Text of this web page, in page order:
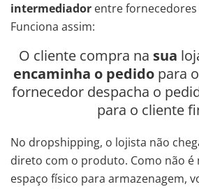
intermediador entre
Funciona assim:
O cliente compra na sua
encaminha o pedidopara
fornecedor despacha o
para o cliente
No dropshipping, o lojista não
direto com o produto. Como não é
espaço físico para armazenagem,